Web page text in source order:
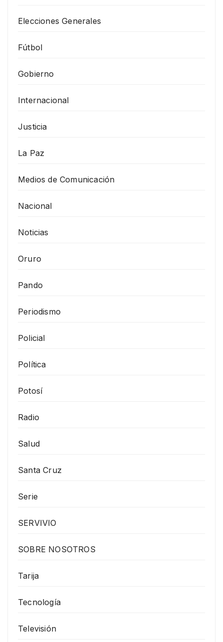
Elecciones Generales
Fútbol
Gobierno
Internacional
Justicia
La Paz
Medios de Comunicación
Nacional
Noticias
Oruro
Pando
Periodismo
Policial
Política
Potosí
Radio
Salud
Santa Cruz
Serie
SERVIVIO
SOBRE NOSOTROS
Tarija
Tecnología
Televisión